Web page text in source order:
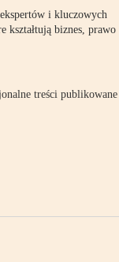
i kluczowych
kształtują biznes, prawo
treści publikowane